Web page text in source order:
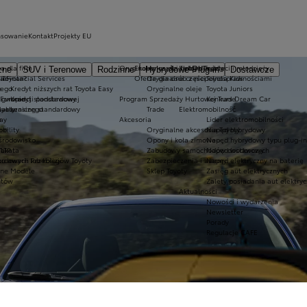
SUV i Terenowe Rodzinne Hybrydowe Plug-in
Dostawcze
Ekobonus dla hybryd Toyoty
Oferta dla osób z niepełnosprawnościami
podstawowej
awarii lub kolizji
Oryginalne części i oleje Toyoty
Oryginalne części
Oryginalne oleje
Program Sprzedaży Hurtowej Trade
Trade
Akcesoria
Oryginalne akcesoria Toyoty
Opony i koła zimowe
Zabudowy samochodów dostawczych
Zabezpieczenia i alarmy
Sklep Toyoty
Przebiegów Toyoty
Modele
Kluby dla dzieci i młodzieży
Toyota Kids
Toyota Juniors
Konkurs Dream Car
Elektromobilność
Lider elektromobilności
Napęd hybrydowy
Napęd hybrydowy typu plug-in
Napęd wodorowy
Napęd elektryczny na baterię
Zasięg aut elektrycznych
Zalety posiadania aut
Aktualności
Nowości i wydarzenia
Newsletter
Porady
Regulacje CAFE
dla firm
Financial Services
Kredyt niższych rat Toyota Easy
Kredyt standardowy
Leasing standardowy
KontaktProjekty EU